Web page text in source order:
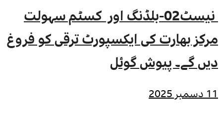
نیسٹ02-بلڈنگ اور کسٹم سہولت
مرکز بھارت کی ایکسپورٹ ترقی کو فروغ
دیں گے۔ پیوش گوئل
11 دسمبر 2025